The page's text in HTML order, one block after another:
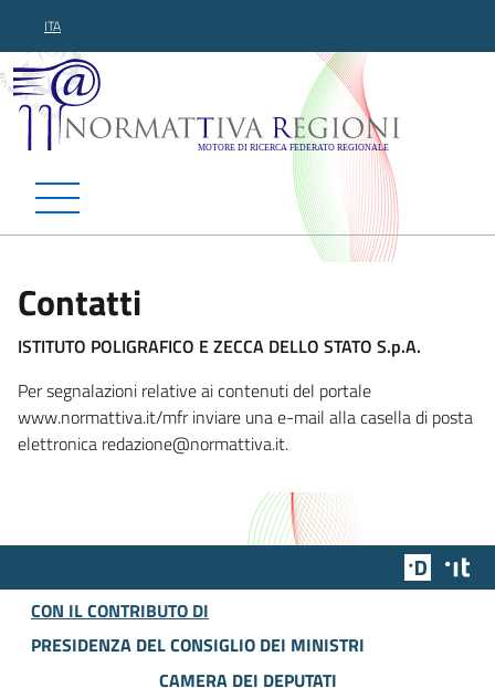
ITA
Normattiva Regioni -
Contatti
ISTITUTO POLIGRAFICO E ZECCA DELLO STATO S.p.A.
Per segnalazioni relative ai contenuti del portale
www.normattiva.it/mfr inviare una e-mail alla casella di posta
elettronica redazione@normattiva.it.
Team
CON IL CONTRIBUTO DI
PRESIDENZA DEL CONSIGLIO DEI MINISTRI
CAMERA DEI DEPUTATI